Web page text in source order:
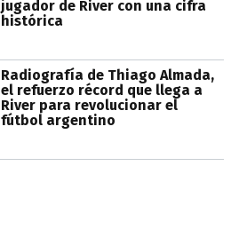
jugador de River con una cifra
histórica
Radiografía de Thiago Almada,
el refuerzo récord que llega a
River para revolucionar el
fútbol argentino